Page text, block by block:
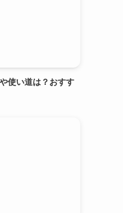
使い道は？おすす